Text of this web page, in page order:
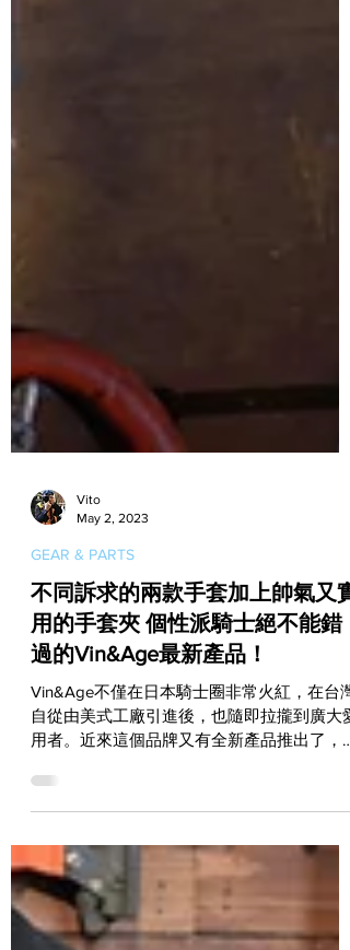
May 2, 2023
GEAR & PARTS
不同訴求的兩款手套加上帥氣又實
用的手套夾 個性派騎士絕不能錯
過的Vin&Age最新產品！
自從由美式工廠引進後，也隨即拉攏到廣大愛
個可以讓你在下車後方便攜帶的手套夾，非常
適合推薦給重視形象的個性派騎士們！
Naughty Jagged...